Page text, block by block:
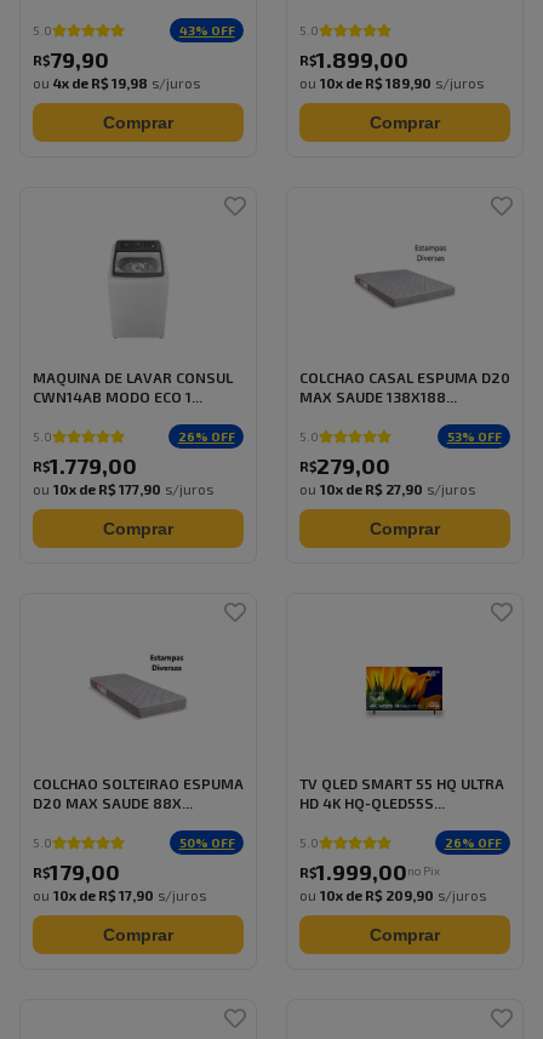
5.0 43% OFF
R$79,90
ou 4x de R$ 19,98 s/juros
Comprar
5.0
R$1.899,00
ou 10x de R$ 189,90 s/juros
Comprar
MAQUINA DE LAVAR CONSUL
CWN14AB MODO ECO 1...
5.0 26% OFF
R$1.779,00
ou 10x de R$ 177,90 s/juros
Comprar
COLCHAO CASAL ESPUMA D20
MAX SAUDE 138X188...
5.0 53% OFF
R$279,00
ou 10x de R$ 27,90 s/juros
Comprar
COLCHAO SOLTEIRAO ESPUMA
D20 MAX SAUDE 88X...
5.0 50% OFF
R$179,00
ou 10x de R$ 17,90 s/juros
Comprar
TV QLED SMART 55 HQ ULTRA
HD 4K HQ-QLED55S...
5.0 26% OFF
R$1.999,00no Pix
ou 10x de R$ 209,90 s/juros
Comprar